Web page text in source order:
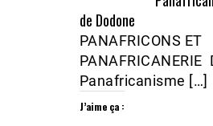
de Dodone
PANAFRICONS ET
PANAFRICANERIE
Panafricanisme […]
J’aime ça :